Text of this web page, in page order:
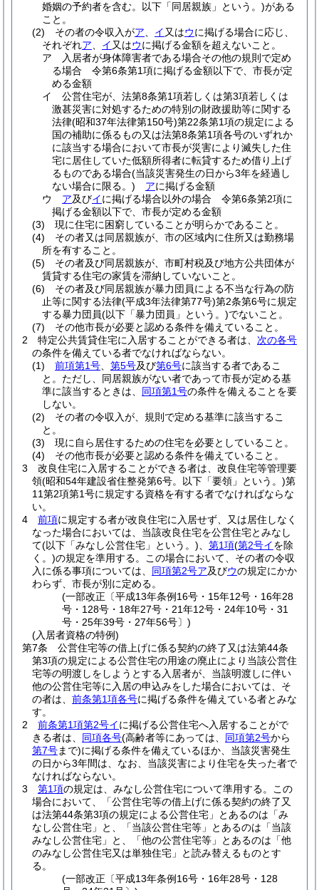
婚姻の予約者を含む。以下「同居親族」という。)がある
こと。
(2)
その者の令収入がア イ 又はウに掲げる場合に応じ、
それぞれア イ 又はウに掲げる金額を超えないこと。
ア
入居者が身体障害者である場合その他の規則で定め
る場合 令第6条第1項に掲げる金額以下で、市長が定
める金額
イ
公営住宅が、法第8条第1項若しくは第3項若しくは
激甚災害に対処するための特別の財政援助等に関する
法律(昭和37年法律第150号)第22条第1項の規定による
国の補助に係るもの又は法第8条第1項各号のいずれか
に該当する場合において市長が災害により滅失した住
宅に居住していた低額所得者に転貸するため借り上げ
るものである場合(当該災害発生の日から3年を経過し
ない場合に限る。)
アに掲げる金額
ウ
ア及びイに掲げる場合以外の場合 令第6条第2項に
掲げる金額以下で、市長が定める金額
(3)
現に住宅に困窮していることが明らかであること。
(4)
その者又は同居親族が、市の区域内に住所又は勤務場
所を有すること。
(5)
その者及び同居親族が、市町村税及び地方公共団体が
賃貸する住宅の家賃を滞納していないこと。
(6)
その者及び同居親族が暴力団員による不当な行為の防
止等に関する法律(平成3年法律第77号)第2条第6号に規定
する暴力団員(以下「暴力団員」という。)でないこと。
(7)
その他市長が必要と認める条件を備えていること。
2
特定公共賃貸住宅に入居することができる者は、 次の各号
の条件を備えている者でなければならない。
(1)
前項第1号 第5号及び第6号に該当する者であるこ
と。 ただし、同居親族がない者であって市長が定める基
準に該当するときは、 同項第1号の条件を備えることを要
しない。
(2)
その者の令収入が、規則で定める基準に該当するこ
と。
(3)
現に自ら居住するための住宅を必要としていること。
(4)
その他市長が必要と認める条件を備えていること。
3
改良住宅に入居することができる者は、改良住宅等管理要
領(昭和54年建設省住整発第6号。以下「要領」という。)第
11第2項第1号に規定する資格を有する者でなければならな
い。
4
前項に規定する者が改良住宅に入居せず、又は居住しなく
なった場合においては、当該改良住宅を公営住宅とみなし
て(以下「みなし公営住宅」という。) 第1項(第2号イを除
く。)の規定を準用する。
この場合において、その者の令収
入に係る事項については、 同項第2号ア及びウの規定にかか
わらず、市長が別に定める。
(一部改正〔平成13年条例16号・15年12号・16年28
号・128号・18年27号・21年12号・24年10号・31
号・25年39号・27年56号〕)
(入居者資格の特例)
第7条
公営住宅等の借上げに係る契約の終了又は法第44条
第3項の規定による公営住宅の用途の廃止により当該公営住
宅等の明渡しをしようとする入居者が、当該明渡しに伴い
他の公営住宅等に入居の申込みをした場合においては、そ
の者は、 前条第1項各号に掲げる条件を備えている者とみな
す。
2
前条第1項第2号イに掲げる公営住宅へ入居することがで
きる者は、 同項各号(高齢者等にあっては、 同項第2号から
第7号まで)に掲げる条件を備えているほか、当該災害発生
の日から3年間は、なお、当該災害により住宅を失った者で
なければならない。
3
第1項の規定は、みなし公営住宅について準用する。
この
場合において、「公営住宅等の借上げに係る契約の終了又
は法第44条第3項の規定による公営住宅」とあるのは「み
なし公営住宅」と、「当該公営住宅等」とあるのは「当該
みなし公営住宅」と、「他の公営住宅等」とあるのは「他
のみなし公営住宅又は単独住宅」と読み替えるものとす
る。
(一部改正〔平成13年条例16号・16年28号・128